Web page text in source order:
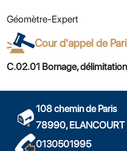
Géomètre-Expert
Cour d'appel de
C.02.01 Bornage,
108 chemin de Paris
78990, ELANCOURT
0130501995